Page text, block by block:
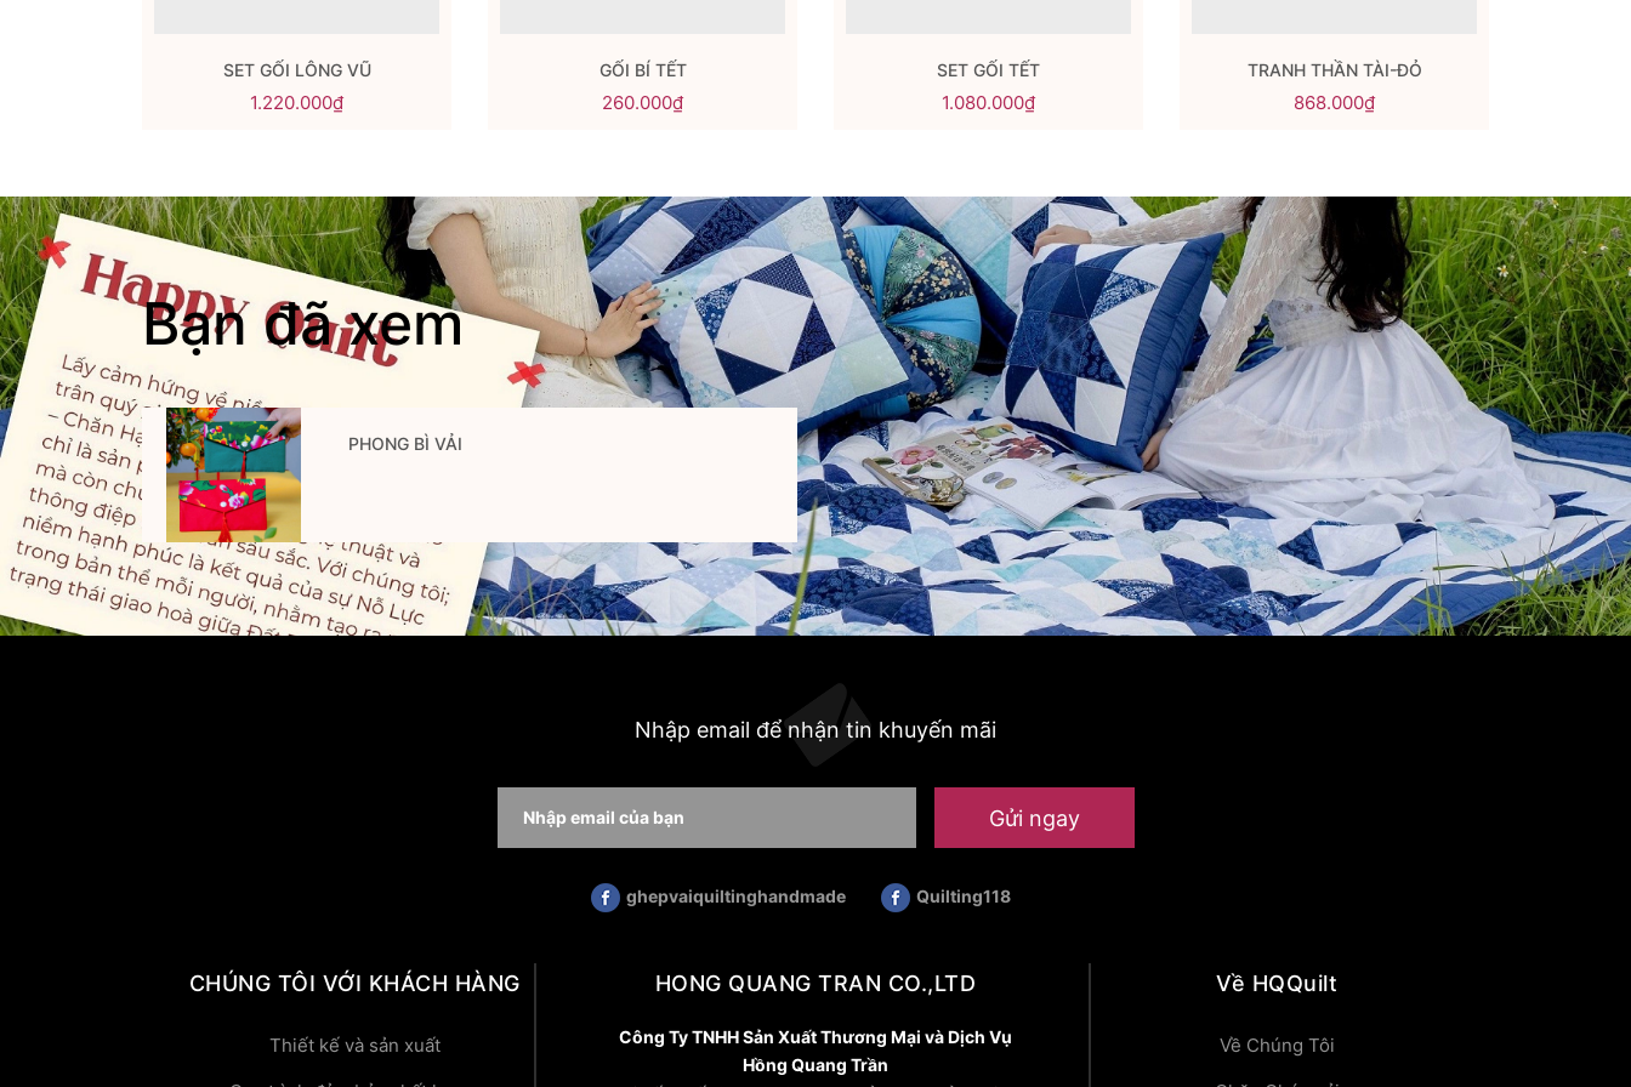
SET GỐI LÔNG VŨ
1.220.000₫
GỐI BÍ TẾT
260.000₫
SET GỐI TẾT
1.080.000₫
TRANH THẦN TÀI-ĐỎ
868.000₫
Bạn đã xem
PHONG BÌ VẢI
Nhập email để nhận tin khuyến mãi
Gửi ngay
ghepvaiquiltinghandmade Quilting118
CHÚNG TÔI VỚI KHÁCH HÀNG
Thiết kế và sản xuất
HONG QUANG TRAN CO.,LTD
Công Ty TNHH Sản Xuất Thương Mại và Dịch Vụ
Hồng Quang Trần
Về HQQuilt
Về Chúng Tôi